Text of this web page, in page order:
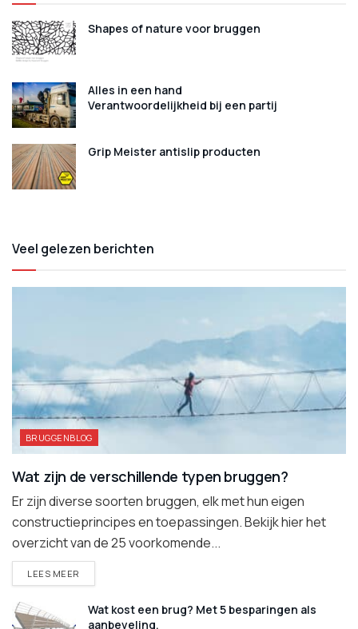
Shapes of nature voor bruggen
Alles in een hand
Verantwoordelijkheid bij een partij
Grip Meister antislip producten
Veel gelezen berichten
BRUGGENBLOG
Wat zijn de verschillende typen bruggen?
Er zijn diverse soorten bruggen, elk met hun eigen
constructieprincipes en toepassingen. Bekijk hier het
overzicht van de 25 voorkomende...
LEES MEER
Wat kost een brug? Met 5 besparingen als
aanbeveling.